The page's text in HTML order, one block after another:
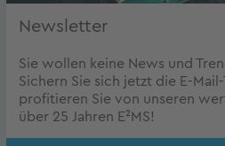
Newsletter
Sie wollen keine News und
Sichern Sie sich jetzt die E-
profitieren Sie von unseren
über 25 Jahren E²MS!